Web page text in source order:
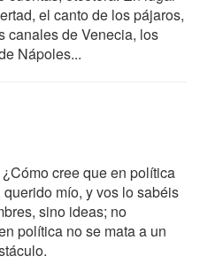
el canto de los pájaros,
canales de Venecia, los
Nápoles...
cree que en política
mío, y vos lo sabéis
sino ideas; no
política no se mata a un